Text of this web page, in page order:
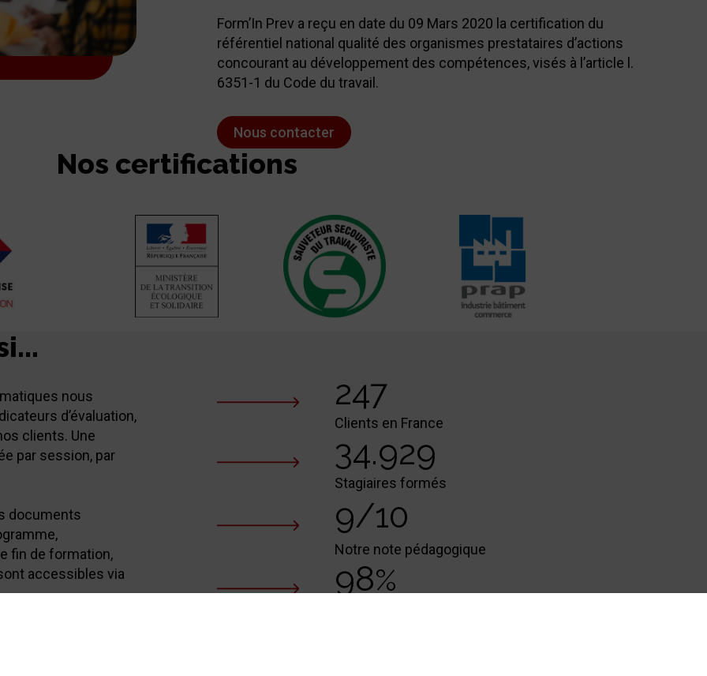
Form’In Prev a reçu en date du 09 Mars 2020 la certification du
référentiel national qualité des organismes prestataires d’actions
concourant au développement des compétences, visés à l’article l.
6351-1 du Code du travail.
Nous contacter
Nos certifications
nous
d’évaluation,
clients. Une
par session, par
documents
fin de formation,
accessibles via
250
Clients en France
35.000
Stagiaires formés
9/10
Notre note pédagogique
99%